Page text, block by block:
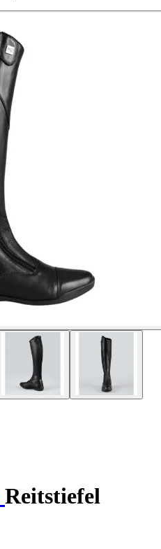
Reitstiefel